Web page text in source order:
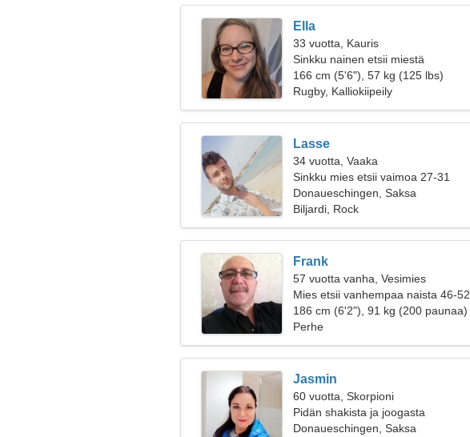
Ella
33 vuotta, Kauris
Sinkku nainen etsii miestä
166 cm (5'6"), 57 kg (125 lbs)
Rugby, Kalliokiipeily
Lasse
34 vuotta, Vaaka
Sinkku mies etsii vaimoa 27-31
Donaueschingen, Saksa
Biljardi, Rock
Frank
57 vuotta vanha, Vesimies
Mies etsii vanhempaa naista 46-52
186 cm (6'2"), 91 kg (200 paunaa)
Perhe
Jasmin
60 vuotta, Skorpioni
Pidän shakista ja joogasta
Donaueschingen, Saksa